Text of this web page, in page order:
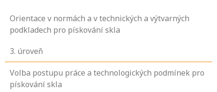
Orientace v normách a v technických a výtvarných
podkladech pro pískování skla
3. úroveň
Volba postupu práce a technologických podmínek pro
pískování skla